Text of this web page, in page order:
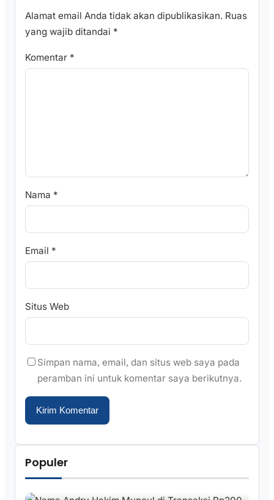
Alamat email Anda tidak akan dipublikasikan. Ruas
yang wajib ditandai *
Komentar *
Nama *
Email *
Situs Web
Simpan nama, email, dan situs web saya pada
peramban ini untuk komentar saya berikutnya.
Populer